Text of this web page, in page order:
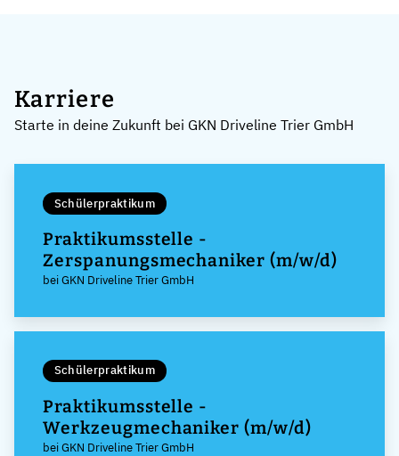
Karriere
Starte in deine Zukunft bei GKN Driveline Trier GmbH
Schülerpraktikum
Praktikumsstelle -
Zerspanungsmechaniker (m/w/d)
bei GKN Driveline Trier GmbH
Schülerpraktikum
Praktikumsstelle -
Werkzeugmechaniker (m/w/d)
bei GKN Driveline Trier GmbH